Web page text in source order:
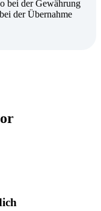
bei der Gewährung
der Übernahme